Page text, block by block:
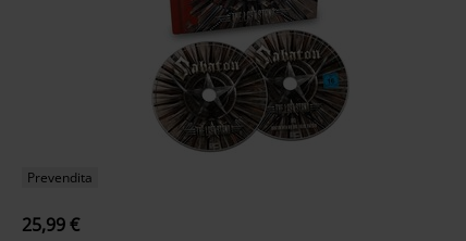
Prevendita
25,99 €